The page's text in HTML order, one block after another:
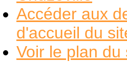
Accéder aux
d'accueil du
Voir le plan du